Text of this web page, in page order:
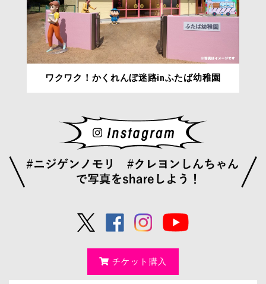
ワクワク！かくれんぼ迷路inふたば幼稚園
チケット購入